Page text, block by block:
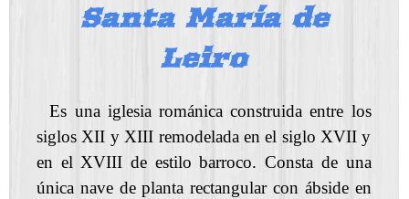
Santa María de
Leiro
Es una iglesia románica construida entre los
siglos XII y XIII remodelada en el siglo XVII y
en el XVIII de estilo barroco. Consta de una
única nave de planta rectangular con ábside en